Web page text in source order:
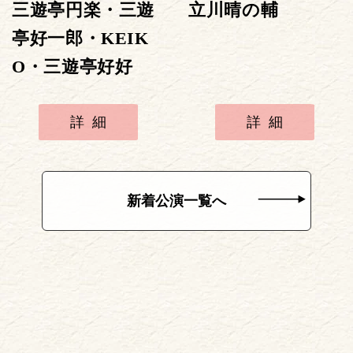
三遊亭円楽・三遊
亭好一郎・KEIK
O・三遊亭好好
詳細
立川晴の輔
詳細
新着公演一覧へ